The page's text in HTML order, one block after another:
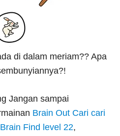
di dalam meriam?? Apa
Jangan sampai
Brain Out Cari cari
Brain Find level 22,